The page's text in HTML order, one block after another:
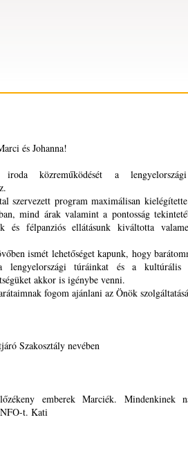
és Johanna!
közreműködését a
szervezett program maximálisan
mind árak valamint a pontosság
és félpanziós ellátásunk kiváltotta
ismét lehetőséget kapunk, hogy
lengyelországi túráinkat és a kultúrális
akkor is igénybe venni.
fogom ajánlani az Önök
Szakosztály nevében
emberek Marciék. Mindenkinek
t. Kati